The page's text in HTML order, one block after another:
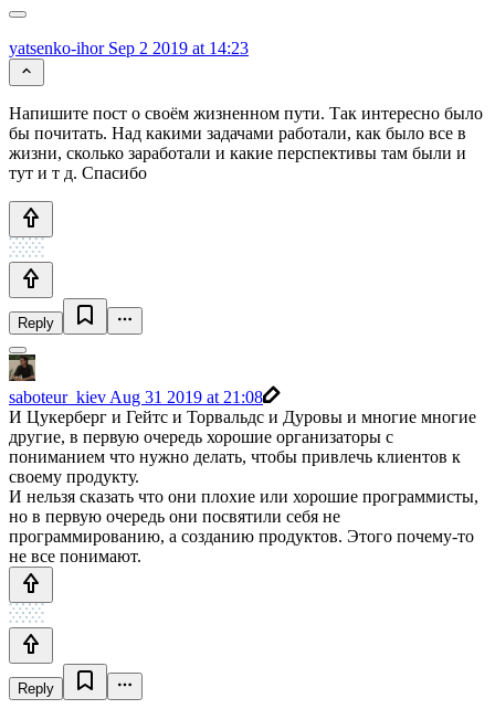
yatsenko-ihorSep 2 2019 at 14:23
Напишите пост о своём жизненном пути. Так интересно было
бы почитать. Над какими задачами работали, как было все в
жизни, сколько заработали и какие перспективы там были и
тут и т д. Спасибо
Reply
saboteur_kiev Aug 31 2019 at 21:08
И Цукерберг и Гейтс и Торвальдс и Дуровы и многие многие
другие, в первую очередь хорошие организаторы с
пониманием что нужно делать, чтобы привлечь клиентов к
своему продукту.
И нельзя сказать что они плохие или хорошие программисты,
но в первую очередь они посвятили себя не
программированию, а созданию продуктов. Этого почему-то
не все понимают.
Reply